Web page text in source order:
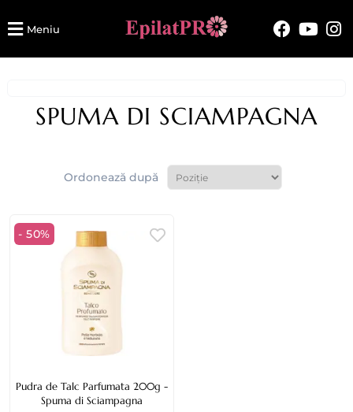
Meniu
SPUMA DI SCIAMPAGNA
Ordonează după
- 50%
Pudra de Talc Parfumata 200g -
Spuma di Sciampagna